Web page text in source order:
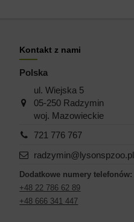
Kontakt z nami
Polska
ul. Wiejska 5
05-250 Radzymin
woj. Mazowieckie
721 776 767
radzymin@lysonspzoo.pl
Dodatkowe numery telefonów:
+48 22 786 62 89
+48 666 341 447